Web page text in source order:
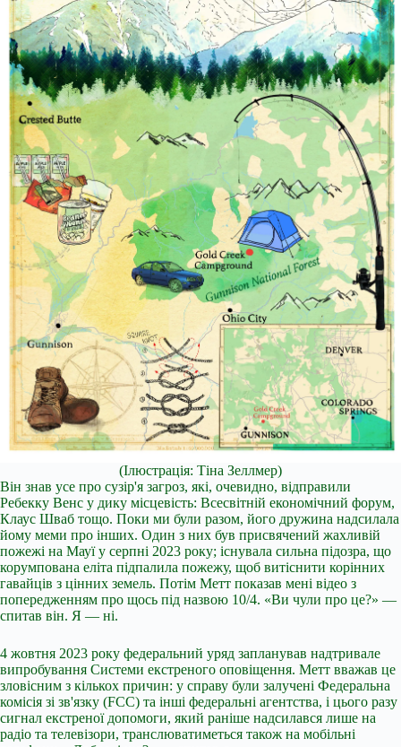
(Ілюстрація: Тіна Зеллмер)
Він знав усе про сузір'я загроз, які, очевидно, відправили
Ребекку Венс у дику місцевість: Всесвітній економічний форум,
Клаус Шваб тощо. Поки ми були разом, його дружина надсилала
йому меми про інших. Один з них був присвячений жахливій
пожежі на Мауї у серпні 2023 року; існувала сильна підозра, що
корумпована еліта підпалила пожежу, щоб витіснити корінних
гавайців з цінних земель. Потім Метт показав мені відео з
попередженням про щось під назвою 10/4. «Ви чули про це?» —
спитав він. Я — ні.
4 жовтня 2023 року федеральний уряд запланував надтривале
випробування Системи екстреного оповіщення. Метт вважав це
зловісним з кількох причин: у справу були залучені Федеральна
комісія зі зв'язку (FCC) та інші федеральні агентства, і цього разу
сигнал екстреної допомоги, який раніше надсилався лише на
радіо та телевізори, транслюватиметься також на мобільні